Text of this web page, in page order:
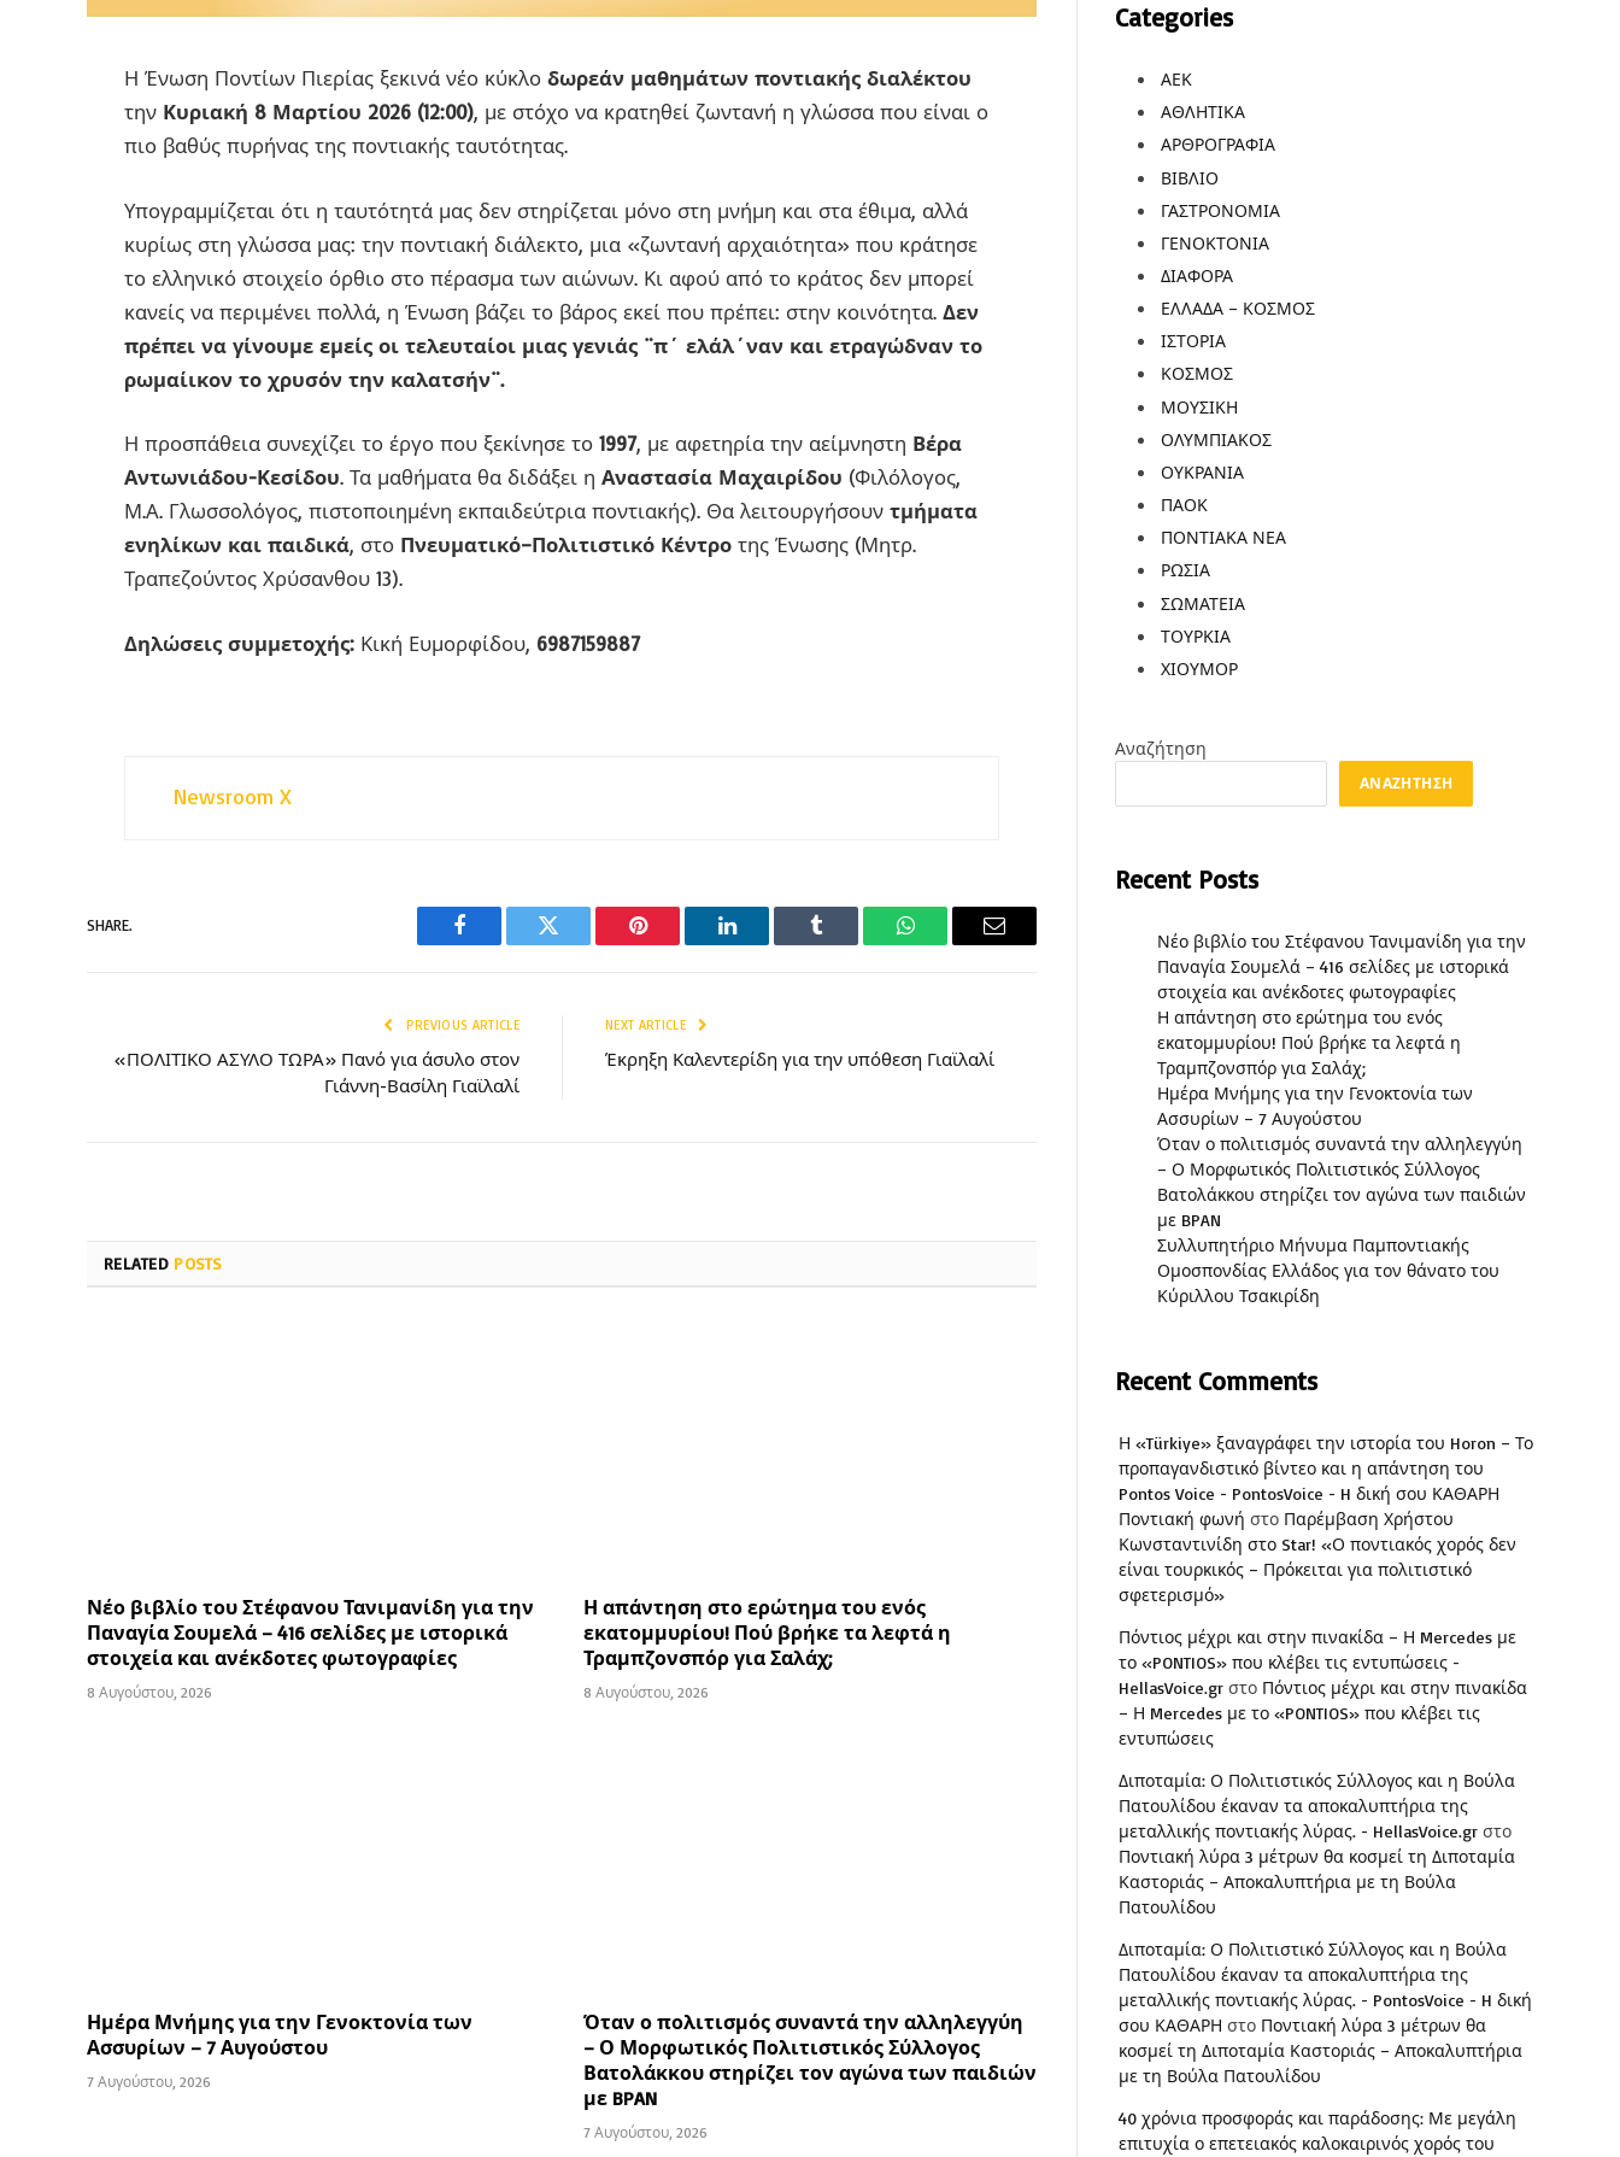
Η Ένωση Ποντίων Πιερίας ξεκινά νέο κύκλο δωρεάν μαθημάτων ποντιακής διαλέκτου
την Κυριακή 8 Μαρτίου 2026 (12:00), με στόχο να κρατηθεί ζωντανή η γλώσσα που είναι ο
πιο βαθύς πυρήνας της ποντιακής ταυτότητας.
Υπογραμμίζεται ότι η ταυτότητά μας δεν στηρίζεται μόνο στη μνήμη και στα έθιμα, αλλά
κυρίως στη γλώσσα μας: την ποντιακή διάλεκτο, μια «ζωντανή αρχαιότητα» που κράτησε
το ελληνικό στοιχείο όρθιο στο πέρασμα των αιώνων. Κι αφού από το κράτος δεν μπορεί
κανείς να περιμένει πολλά, η Ένωση βάζει το βάρος εκεί που πρέπει: στην κοινότητα. Δεν
πρέπει να γίνουμε εμείς οι τελευταίοι μιας γενιάς ¨π΄ ελάλ΄ναν και ετραγώδναν το
ρωμαίικον το χρυσόν την καλατσήν¨.
Η προσπάθεια συνεχίζει το έργο που ξεκίνησε το 1997, με αφετηρία την αείμνηστη Βέρα
Αντωνιάδου-Κεσίδου. Τα μαθήματα θα διδάξει η Αναστασία Μαχαιρίδου (Φιλόλογος,
Μ.Α. Γλωσσολόγος, πιστοποιημένη εκπαιδεύτρια ποντιακής). Θα λειτουργήσουν τμήματα
ενηλίκων και παιδικά, στο Πνευματικό–Πολιτιστικό Κέντρο της Ένωσης (Μητρ.
Τραπεζούντος Χρύσανθου 13).
Δηλώσεις συμμετοχής: Κική Ευμορφίδου, 6987159887
Newsroom X
SHARE.
Facebook Twitter Pinterest LinkedIn Tumblr WhatsAppEmail
PREVIOUS ARTICLE
«ΠΟΛΙΤΙΚΟ ΑΣΥΛΟ ΤΩΡΑ» Πανό για άσυλο στον
Γιάννη-Βασίλη Γιαϊλαλί
NEXT ARTICLE
Έκρηξη Καλεντερίδη για την υπόθεση Γιαϊλαλί
RELATED POSTS
Νέο βιβλίο του Στέφανου Τανιμανίδη για την
Παναγία Σουμελά – 416 σελίδες με ιστορικά
στοιχεία και ανέκδοτες φωτογραφίες
8 Αυγούστου, 2026
Η απάντηση στο ερώτημα του ενός
εκατομμυρίου! Πού βρήκε τα λεφτά η
Τραμπζονσπόρ για Σαλάχ;
8 Αυγούστου, 2026
Ημέρα Μνήμης για την Γενοκτονία των
Ασσυρίων – 7 Αυγούστου
7 Αυγούστου, 2026
Όταν ο πολιτισμός συναντά την αλληλεγγύη
– Ο Μορφωτικός Πολιτιστικός Σύλλογος
Βατολάκκου στηρίζει τον αγώνα των παιδιών
με BPAN
7 Αυγούστου, 2026
Categories
ΑΕΚ
ΑΘΛΗΤΙΚΑ
ΑΡΘΡΟΓΡΑΦΙΑ
ΒΙΒΛΙΟ
ΓΑΣΤΡΟΝΟΜΙΑ
ΓΕΝΟΚΤΟΝΙΑ
ΔΙΑΦΟΡΑ
ΕΛΛΑΔΑ – ΚΟΣΜΟΣ
ΙΣΤΟΡΙΑ
ΚΟΣΜΟΣ
ΜΟΥΣΙΚΗ
ΟΛΥΜΠΙΑΚΟΣ
ΟΥΚΡΑΝΙΑ
ΠΑΟΚ
ΠΟΝΤΙΑΚΑ ΝΕΑ
ΡΩΣΙΑ
ΣΩΜΑΤΕΙΑ
ΤΟΥΡΚΙΑ
ΧΙΟΥΜΟΡ
Αναζήτηση
ΑΝΑΖΉΤΗΣΗ
Recent Posts
Νέο βιβλίο του Στέφανου Τανιμανίδη για την
Παναγία Σουμελά – 416 σελίδες με ιστορικά
στοιχεία και ανέκδοτες φωτογραφίες
Η απάντηση στο ερώτημα του ενός
εκατομμυρίου! Πού βρήκε τα λεφτά η
Τραμπζονσπόρ για Σαλάχ;
Ημέρα Μνήμης για την Γενοκτονία των
Ασσυρίων – 7 Αυγούστου
Όταν ο πολιτισμός συναντά την αλληλεγγύη
– Ο Μορφωτικός Πολιτιστικός Σύλλογος
Βατολάκκου στηρίζει τον αγώνα των παιδιών
με BPAN
Συλλυπητήριο Μήνυμα Παμποντιακής
Ομοσπονδίας Ελλάδος για τον θάνατο του
Κύριλλου Τσακιρίδη
Recent Comments
Η «Türkiye» ξαναγράφει την ιστορία του Horon – Το
προπαγανδιστικό βίντεο και η απάντηση του
Pontos Voice - PontosVoice - H δική σου ΚΑΘΑΡΗ
Ποντιακή φωνή στο Παρέμβαση Χρήστου
Κωνσταντινίδη στο Star! «Ο ποντιακός χορός δεν
είναι τουρκικός – Πρόκειται για πολιτιστικό
σφετερισμό»
Πόντιος μέχρι και στην πινακίδα – Η Mercedes με
το «PONTIOS» που κλέβει τις εντυπώσεις -
HellasVoice.gr στο Πόντιος μέχρι και στην πινακίδα
– Η Mercedes με το «PONTIOS» που κλέβει τις
εντυπώσεις
Διποταμία: Ο Πολιτιστικός Σύλλογος και η Βούλα
Πατουλίδου έκαναν τα αποκαλυπτήρια της
μεταλλικής ποντιακής λύρας. - HellasVoice.gr στο
Ποντιακή λύρα 3 μέτρων θα κοσμεί τη Διποταμία
Καστοριάς – Αποκαλυπτήρια με τη Βούλα
Πατουλίδου
Διποταμία: Ο Πολιτιστικό Σύλλογος και η Βούλα
Πατουλίδου έκαναν τα αποκαλυπτήρια της
μεταλλικής ποντιακής λύρας. - PontosVoice - H δική
σου ΚΑΘΑΡΗ στο Ποντιακή λύρα 3 μέτρων θα
κοσμεί τη Διποταμία Καστοριάς – Αποκαλυπτήρια
με τη Βούλα Πατουλίδου
40 χρόνια προσφοράς και παράδοσης: Με μεγάλη
επιτυχία ο επετειακός καλοκαιρινός χορός του